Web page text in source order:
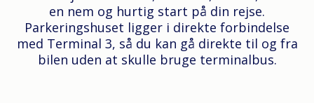
en nem og hurtig start på din rejse.
Parkeringshuset ligger i direkte forbindelse
med Terminal 3, så du kan gå direkte til og fra
bilen uden at skulle bruge terminalbus.